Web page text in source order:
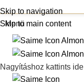
Skip to navigation
Skip to main content
Menü
Nagyításhoz kattints ide